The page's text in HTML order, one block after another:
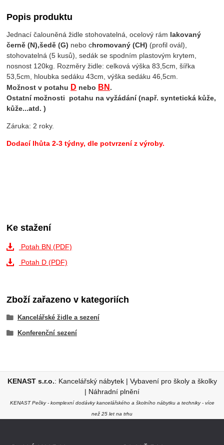
Popis produktu
Jednací čalouněná židle stohovatelná, ocelový rám lakovaný
černě (N),šedě (G) nebo chromovaný (CH) (profil ovál),
stohovatelná (5 kusů), sedák se spodním plastovým krytem,
nosnost 120kg. Rozměry židle: celková výška 83,5cm, šířka
53,5cm, hloubka sedáku 43cm, výška sedáku 46,5cm.
Možnost v potahu D nebo BN .
Ostatní možnosti potahu na vyžádání (např. syntetická kůže,
kůže...atd. )
Záruka: 2 roky.
Dodací lhůta 2-3 týdny, dle potvrzení z výroby.
Ke stažení
Potah BN (PDF)
Potah D (PDF)
Zboží zařazeno v kategoriích
Kancelářské židle a sezení
Konferenční sezení
KENAST s.r.o.: Kancelářský nábytek | Vybavení pro školy a školky
| Náhradní plnění
KENAST Pečky - komplexní dodávky kancelářského a školního nábytku a techniky - více
než 25 let na trhu